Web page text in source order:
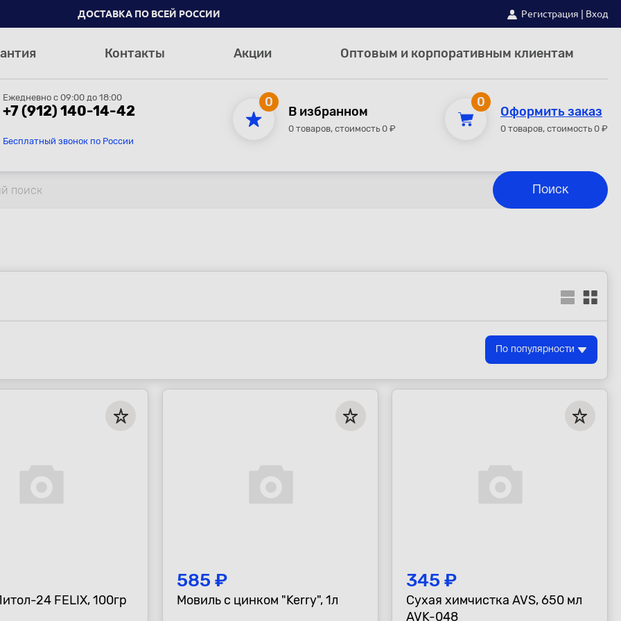
ДОСТАВКА ПО ВСЕЙ РОССИИ Регистрация Вход
Контакты Акции Оптовым и корпоративным клиентам
Ежедневно с 09:00 до 18:00
+7 (912) 140-14-42
Бесплатный звонок по России
0
В избранном
0 товаров, стоимость 0 ₽
0
Оформить заказ
0 товаров, стоимость 0 ₽
По популярности
24 FELIX, 100гр
585 ₽
Мовиль с цинком "Kerry", 1л
345 ₽
Сухая химчистка AVS, 650 мл
AVK-048